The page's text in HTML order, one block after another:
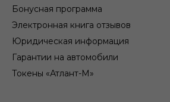
Бонусная программа
Электронная книга отзывов
Юридическая информация
Гарантии на автомобили
Токены «Атлант-М»